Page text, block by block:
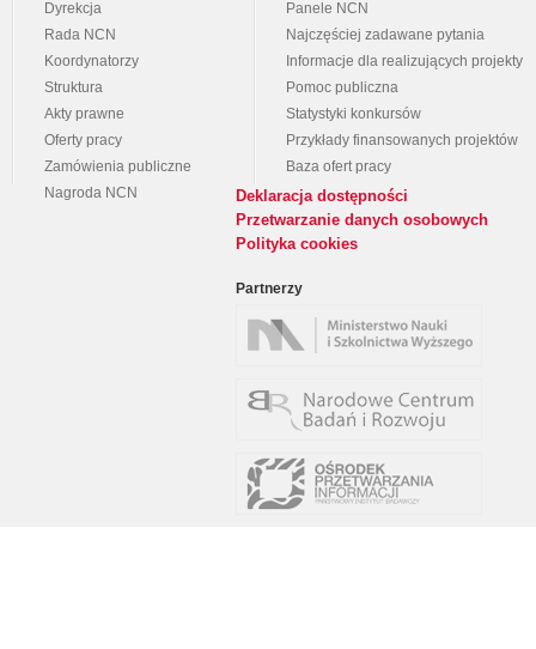
Dyrekcja
Rada NCN
Koordynatorzy
Struktura
Akty prawne
Oferty pracy
Zamówienia publiczne
Nagroda NCN
Panele NCN
Najczęściej zadawane pytania
Informacje dla realizujących projekty
Pomoc publiczna
Statystyki konkursów
Przykłady finansowanych projektów
Baza ofert pracy
Deklaracja dostępności
Przetwarzanie danych osobowych
Polityka cookies
Partnerzy